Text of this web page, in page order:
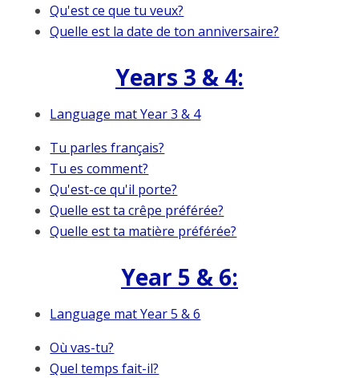
Qu'est ce que tu veux?
Quelle est la date de ton anniversaire?
Years 3 & 4:
Language mat Year 3 & 4
Tu parles français?
Tu es comment?
Qu'est-ce qu'il porte?
Quelle est ta crêpe préférée?
Quelle est ta matière préférée?
Year 5 & 6:
Language mat Year 5 & 6
Où vas-tu?
Quel temps fait-il?